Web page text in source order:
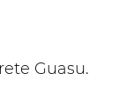
Guasu.